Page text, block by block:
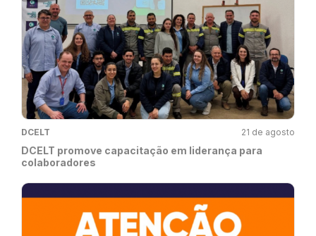
DCELT 21 de agosto
DCELT promove capacitação em liderança para
colaboradores